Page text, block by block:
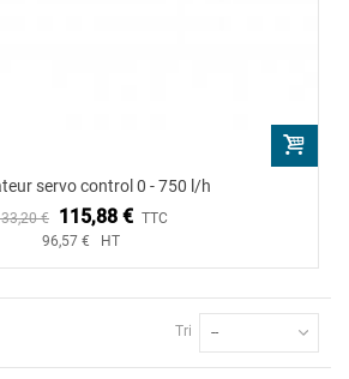
servo control 0 - 750 l/h
€ 115,88 € TTC
96,57 € HT
Tri --